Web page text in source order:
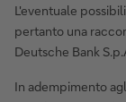
L'eventuale
pertanto una
Deutsche Bank
In adempimento